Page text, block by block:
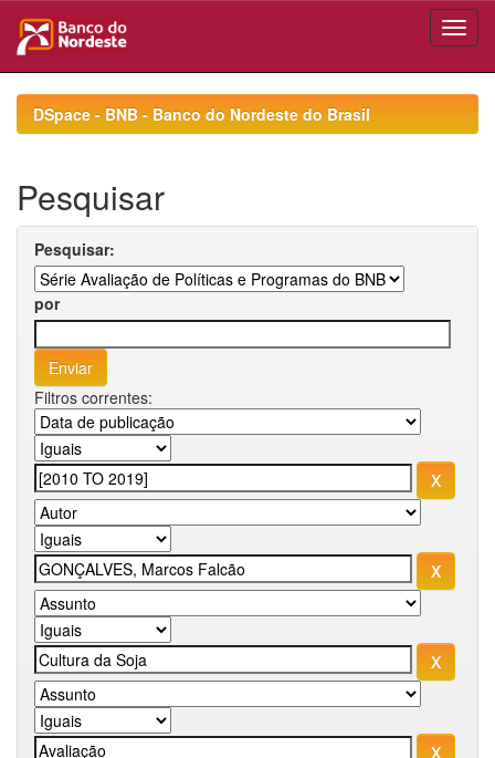
navigationDSpace - BNB - Banco do Nordeste do Brasil
Pesquisar
Pesquisar:
por
Filtros correntes: